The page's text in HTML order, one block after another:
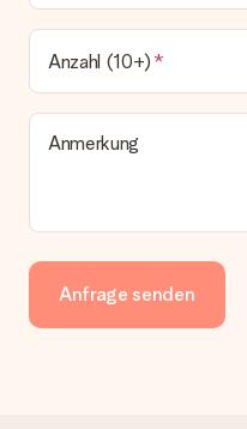
Anzahl (10+)
Anmerkung
Anfrage senden